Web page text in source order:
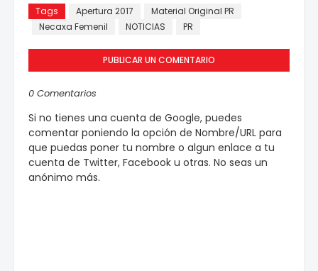
Tags Apertura 2017
Material Original PR
Necaxa Femenil
NOTICIAS PR
PUBLICAR UN COMENTARIO
0 Comentarios
Si no tienes una cuenta de Google, puedes
comentar poniendo la opción de Nombre/URL para
que puedas poner tu nombre o algun enlace a tu
cuenta de Twitter, Facebook u otras. No seas un
anónimo más.